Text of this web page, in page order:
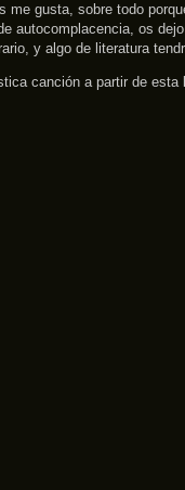
gusta, sobre todo
autocomplacencia, os
y algo de literatura
canción a partir de